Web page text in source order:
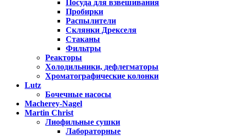
Посуда для взвешивания
Пробирки
Распылители
Склянки Дрекселя
Стаканы
Фильтры
Реакторы
Холодильники, дефлегматоры
Хроматографические колонки
Lutz
Бочечные насосы
Macherey-Nagel
Martin Christ
Лиофильные сушки
Лабораторные